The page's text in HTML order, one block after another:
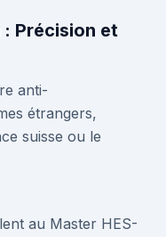
Précision et
anti-
étrangers,
suisse ou le
au Master HES-